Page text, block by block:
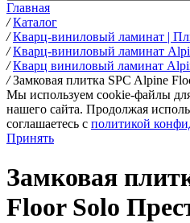
Главная
/ Каталог
/ Кварц-виниловый ламинат |
/ Кварц-виниловый ламинат
/ Кварц виниловый ламинат
/ Замковая плитка SPC Alpine
Мы используем cookie-файлы
нашего сайта. Продолжая
соглашаетесь c политикой
Принять
Замковая
Floor Solo